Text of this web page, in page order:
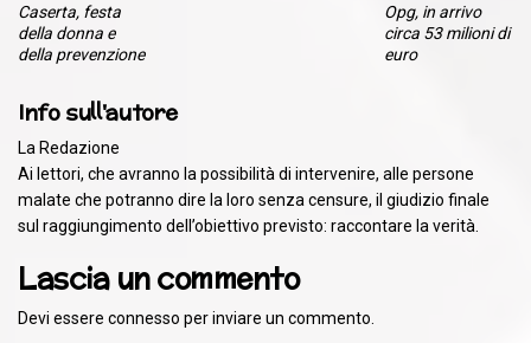
Caserta, festa
della donna e
della prevenzione
Opg, in arrivo
circa 53 milioni di
euro
Info sull'autore
La Redazione
Ai lettori, che avranno la possibilità di intervenire, alle persone
malate che potranno dire la loro senza censure, il giudizio finale
sul raggiungimento dell’obiettivo previsto: raccontare la verità.
Lascia un commento
Devi essere connesso per inviare un commento.